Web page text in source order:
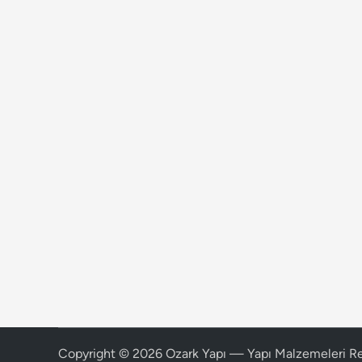
Copyright © 2026 Ozark Yapı — Yapı Malzemeleri